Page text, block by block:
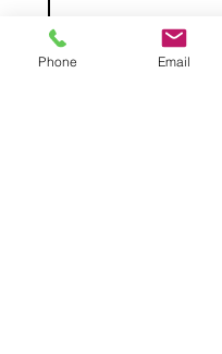
הוספה לסל
Phone Email